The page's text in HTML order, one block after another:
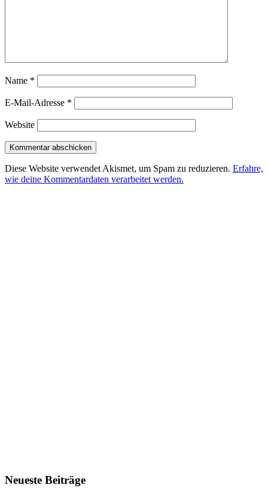
Name *
E-Mail-Adresse *
Website
Diese Website verwendet Akismet, um Spam zu reduzieren. Erfahre,
wie deine Kommentardaten verarbeitet werden.
Neueste Beiträge